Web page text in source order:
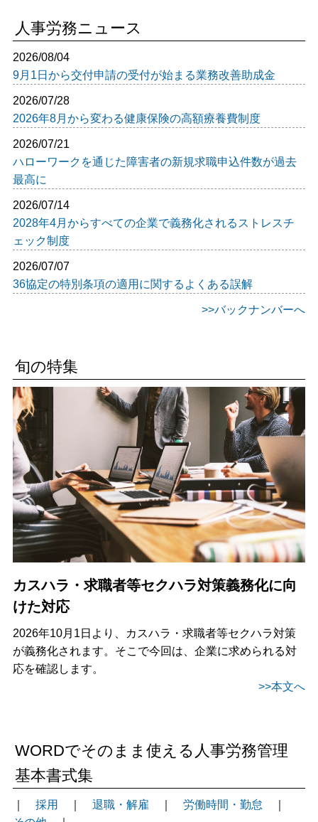
人事労務ニュース
2026/08/04
9月1日から交付申請の受付が始まる業務改善助成金
2026/07/28
2026年8月から変わる健康保険の高額療養費制度
2026/07/21
ハローワークを通じた障害者の新規求職申込件数が過去
最高に
2026/07/14
2028年4月からすべての企業で義務化されるストレスチ
ェック制度
2026/07/07
36協定の特別条項の適用に関するよくある誤解
>>バックナンバーへ
旬の特集
カスハラ・求職者等セクハラ対策義務化に向
けた対応
2026年10月1日より、カスハラ・求職者等セクハラ対策
が義務化されます。そこで今回は、企業に求められる対
応を確認します。
>>本文へ
WORDでそのまま使える人事労務管理
基本書式集
採用 退職・解雇 労働時間・勤怠